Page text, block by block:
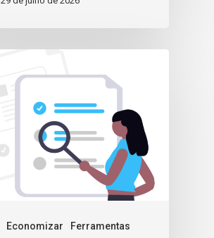
Economizar Ferramentas